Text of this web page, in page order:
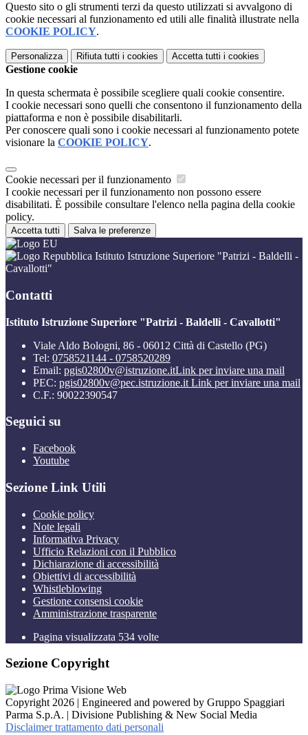
Questo sito o gli strumenti terzi da questo utilizzati si avvalgono di
cookie necessari al funzionamento ed utili alle finalità illustrate nella
COOKIE POLICY.
Personalizza Rifiuta tutti i cookies Accetta tutti i cookies
Gestione cookie
In questa schermata è possibile scegliere quali cookie consentire.
I cookie necessari sono quelli che consentono il funzionamento della
piattaforma e non è possibile disabilitarli.
Per conoscere quali sono i cookie necessari al funzionamento potete
visionare la COOKIE POLICY.
Cookie necessari per il funzionamento
I cookie necessari per il funzionamento non possono essere
disabilitati. È possibile consultare l'elenco nella pagina della cookie
policy.
Accetta tutti Salva le preferenze
Istituto Istruzione Superiore "Patrizi - Baldelli -
Cavallotti"
Contatti
Istituto Istruzione Superiore "Patrizi - Baldelli - Cavallotti"
Viale Aldo Bologni, 86 - 06012 Città di Castello (PG)
Tel: 0758521144 - 0758520289
Email: pgis02800v@istruzione.itLink per inviare una mail
PEC: pgis02800v@pec.istruzione.it Link per inviare una mail
C.F.: 90022390547
Seguici su
Facebook
Youtube
Sezione Link Utili
Cookie policy
Note legali
Informativa Privacy
Ufficio Relazioni con il Pubblico
Dichiarazione di accessibilità
Obiettivi di accessibilità
Whistleblowing
Gestione consensi cookie
Amministrazione trasparente
Pagina visualizzata 534 volte
Sezione Copyright
Copyright 2026 | Engineered and powered by Gruppo Spaggiari
Parma S.p.A. | Divisione Publishing & New Social Media
Disclaimer trattamento dati personali